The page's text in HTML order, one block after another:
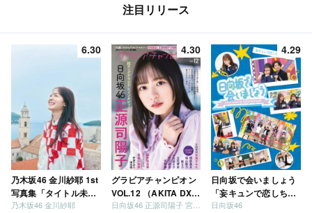
注目リリース
6.30
乃木坂46 金川紗耶 1st
写真集「タイトル未
定」
乃木坂46 金川紗耶
4.30
グラビアチャンピオン
VOL.12 （AKITA DXシ
リーズ）
日向坂46 正源司陽子 宮地すみれ
4.29
日向坂で会いましょう
「妄キュンで恋しちゃ
いましょう」「どっち
日向坂46